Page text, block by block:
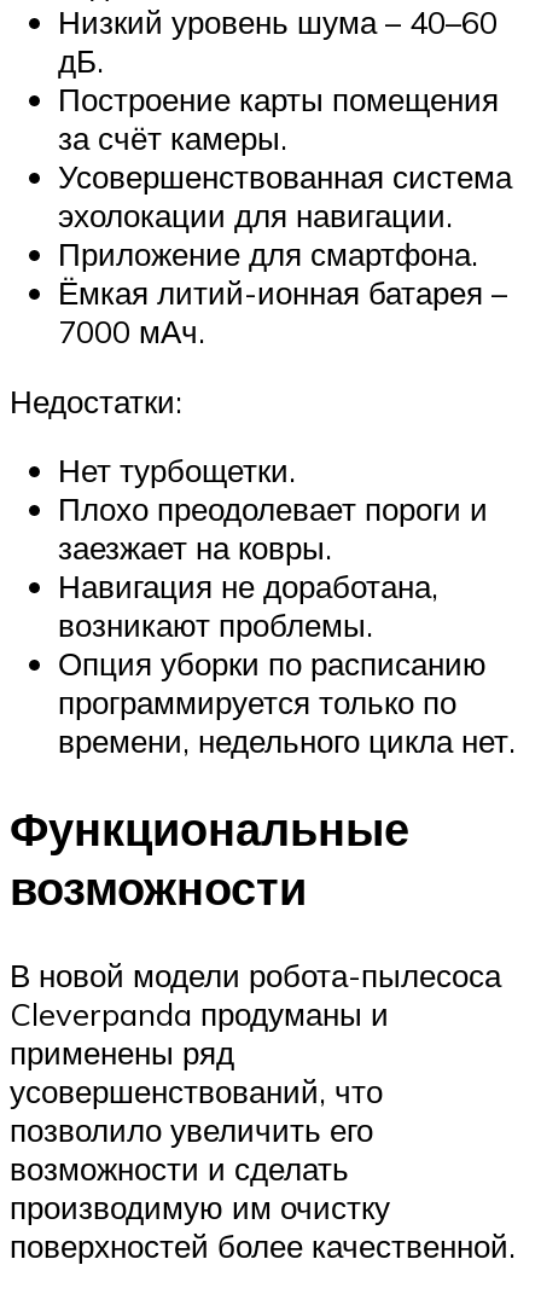
Низкий уровень шума – 40–60
дБ.
Построение карты помещения
за счёт камеры.
Усовершенствованная система
эхолокации для навигации.
Приложение для смартфона.
Ёмкая литий-ионная батарея –
7000 мАч.
Недостатки:
Нет турбощетки.
Плохо преодолевает пороги и
заезжает на ковры.
Навигация не доработана,
возникают проблемы.
Опция уборки по расписанию
программируется только по
времени, недельного цикла нет.
Функциональные
возможности
В новой модели робота-пылесоса
Cleverpanda продуманы и
применены ряд
усовершенствований, что
позволило увеличить его
возможности и сделать
производимую им очистку
поверхностей более качественной.